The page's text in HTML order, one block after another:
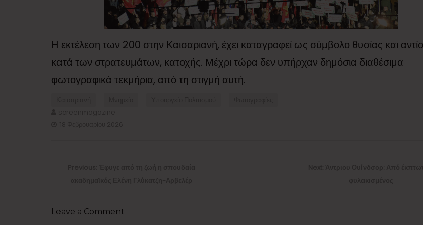
Η εκτέλεση των 200 στην Καισαριανή, έχει καταγραφεί ως σύμβολο θυσίας και
κατά των στρατευμάτων, κατοχής. Μέχρι τώρα δεν υπήρχαν δημόσια διαθέσιμα
φωτογραφικά τεκμήρια, από τη στιγμή αυτή.
Leave a Comment